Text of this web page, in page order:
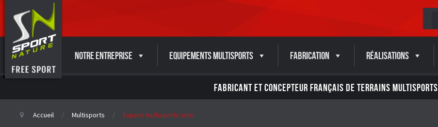
Notre entreprise Equipements Multisports Fabrication Réalisations
FABRICANT ET CONCEPTEUR FRANÇAIS DE TERRAINS MULTISPORTS
Accueil Multisports Espace multisports acier